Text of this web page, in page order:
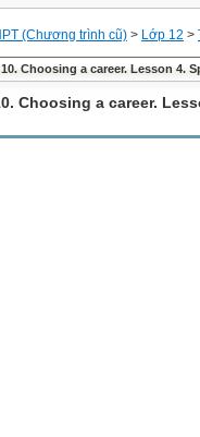
(Chương trình cũ) > Lớp 12 >
Choosing a career. Lesson 4.
Choosing a career.